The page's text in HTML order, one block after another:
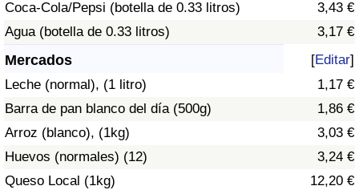
Coca-Cola/Pepsi (botella de 0.33 litros)
3,43 €
Agua (botella de 0.33 litros)
3,17 €
Mercados [Editar]
Leche (normal), (1 litro)
1,17 €
Barra de pan blanco del día (500g)
1,86 €
Arroz (blanco), (1kg)
3,03 €
Huevos (normales) (12)
3,24 €
Queso Local (1kg)
12,20 €
Índice de Criminalidad
Índice de criminalidad por país
Sanidad
Índice de Sanidad (Actual)
Índice de Sanidad